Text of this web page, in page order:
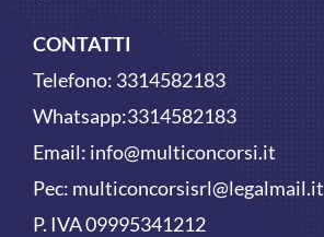
CONTATTI
Telefono: 3314582183
Whatsapp:3314582183
Email: info@multiconcorsi.it
Pec: multiconcorsisrl@legalmail.it
P. IVA 09995341212